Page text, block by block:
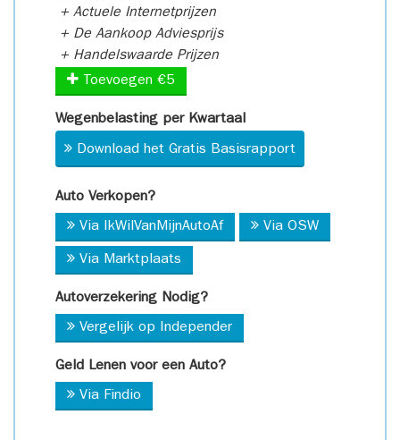
+ Actuele Internetprijzen
+ De Aankoop Adviesprijs
+ Handelswaarde Prijzen
Toevoegen €5
Wegenbelasting per Kwartaal
Download het Gratis Basisrapport
Auto Verkopen?
Via IkWilVanMijnAutoAf Via OSW
Via Marktplaats
Autoverzekering Nodig?
Vergelijk op Independer
Geld Lenen voor een Auto?
Via Findio